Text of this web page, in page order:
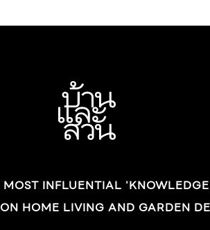
INFLUENTIAL
HOME LIVING AND GARDEN